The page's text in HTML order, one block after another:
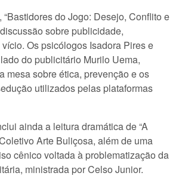
do Jogo: Desejo, Conflito e
sobre publicidade,
Os psicólogos Isadora Pires e
do publicitário Murilo Uema,
mesa sobre ética, prevenção e os
utilizados pelas plataformas
ainda a leitura dramática de “A
Arte Buliçosa, além de uma
cênico voltada à problematização da
ministrada por Celso Junior.